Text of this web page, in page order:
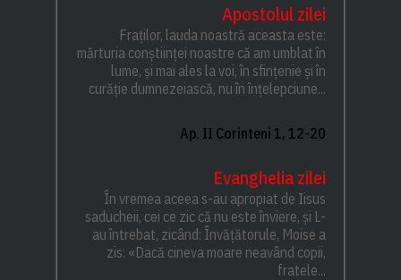
Apostolul zilei
Fraților, lauda noastră aceasta este:
mărturia conștiinței noastre că am umblat în
lume, și mai ales la voi, în sfințenie și în
curăție dumnezeiască, nu în înțelepciune...
Ap. II Corinteni 1, 12-20
Evanghelia zilei
În vremea aceea s-au apropiat de Iisus
saducheii, cei ce zic că nu este înviere, și L-
au întrebat, zicând: Învățătorule, Moise a
zis: «Dacă cineva moare neavând copii,
fratele...